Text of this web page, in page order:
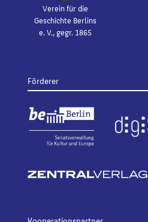
Verein für die
Geschichte Berlins
e. V., gegr. 1865
Förderer